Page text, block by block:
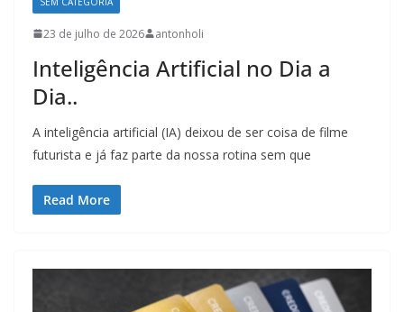
23 de julho de 2026 antonholi
Inteligência Artificial no Dia a
Dia..
A inteligência artificial (IA) deixou de ser coisa de filme
futurista e já faz parte da nossa rotina sem que
Read More